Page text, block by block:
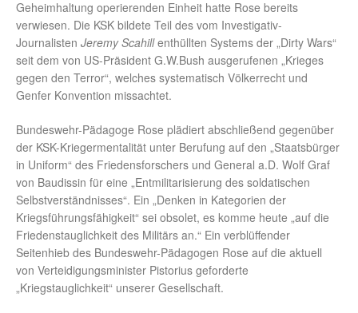
Geheimhaltung operierenden Einheit hatte Rose bereits
verwiesen. Die KSK bildete Teil des vom Investigativ-
Journalisten Jeremy Scahillenthüllten Systems der „Dirty Wars“
seit dem von US-Präsident G.W.Bush ausgerufenen „Krieges
gegen den Terror“, welches systematisch Völkerrecht und
Genfer Konvention missachtet.
Bundeswehr-Pädagoge Rose plädiert abschließend gegenüber
der KSK-Kriegermentalität unter Berufung auf den „Staatsbürger
in Uniform“ des Friedensforschers und General a.D. Wolf Graf
von Baudissin für eine „Entmilitarisierung des soldatischen
Selbstverständnisses“. Ein „Denken in Kategorien der
Kriegsführungsfähigkeit“ sei obsolet, es komme heute „auf die
Friedenstauglichkeit des Militärs an.“ Ein verblüffender
Seitenhieb des Bundeswehr-Pädagogen Rose auf die aktuell
von Verteidigungsminister Pistorius geforderte
„Kriegstauglichkeit“ unserer Gesellschaft.